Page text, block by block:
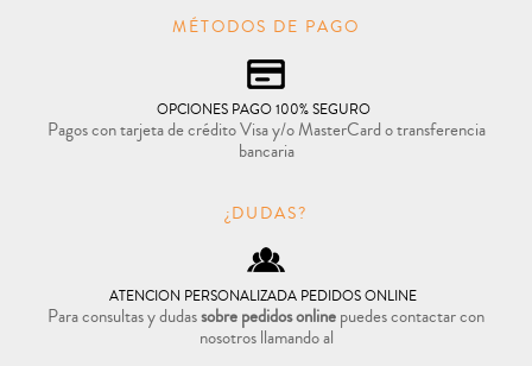
MÉTODOS DE PAGO
OPCIONES PAGO 100% SEGURO
Pagos con tarjeta de crédito Visa y/o MasterCard o transferencia
bancaria
¿DUDAS?
ATENCION PERSONALIZADA PEDIDOS ONLINE
Para consultas y dudassobre pedidos onlinepuedes contactar con
nosotros llamando al